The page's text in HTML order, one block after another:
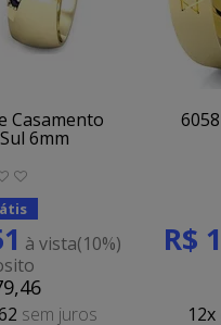
Casamento
6mm
à vista(10%)
sem juros
R$
12x